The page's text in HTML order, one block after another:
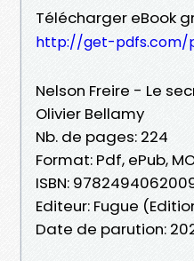
Télécharger eBook
http://get-pdfs.com/
Nelson Freire - Le
Olivier Bellamy
Nb. de pages: 224
Format: Pdf, ePub,
ISBN:
Editeur: Fugue
Date de parution: